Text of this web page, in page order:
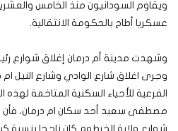
ويقاوم السودانيون منذ الخامس
عسكريا أطاح بالحكومة الانتقالية.
وشهدت مدينة أم درمان إغلاق شوارع
وجرى اغلاق شارع الوادي وشارع النيل ام
الفرعية للأحياء السكنية المتاخمة
مصطفى سعيد أحد سكان ام درمان، فأن
شوارع ولاية الخرطوم كان ناجحا بنسبةٍ